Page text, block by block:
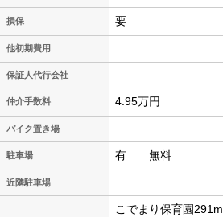
損保 要
他初期費用
保証人代行会社
仲介手数料 4.95万円
バイク置き場
駐車場 有 無料
近隣駐車場
こでまり保育園291m